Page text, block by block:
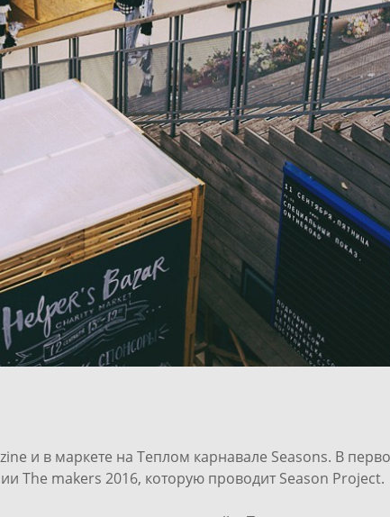
и в маркете на Теплом карнавале Seasons. В
The makers 2016, которую проводит Season Project.